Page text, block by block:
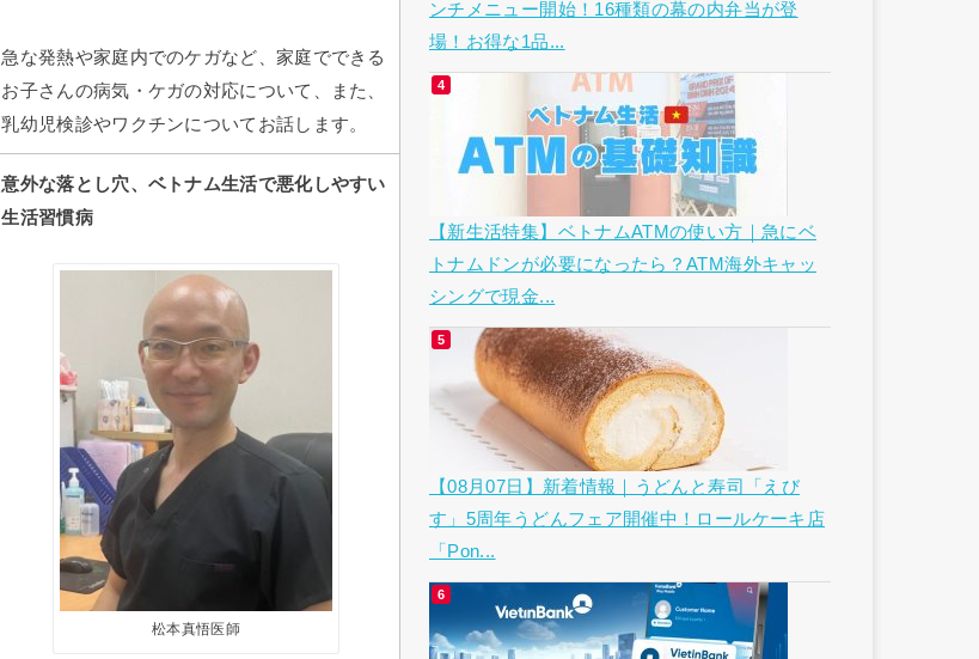
急な発熱や家庭内でのケガなど、家庭でできる
お子さんの病気・ケガの対応について、また、
乳幼児検診やワクチンについてお話します。
意外な落とし穴、ベトナム生活で悪化しやすい
生活習慣病
松本真悟医師
ンチメニュー開始！16種類の幕の内弁当が登
場！お得な1品...
【新生活特集】ベトナムATMの使い方｜急にベ
トナムドンが必要になったら？ATM海外キャッ
シングで現金...
【08月07日】新着情報｜うどんと寿司「えび
す」5周年うどんフェア開催中！ロールケーキ店
「Pon...